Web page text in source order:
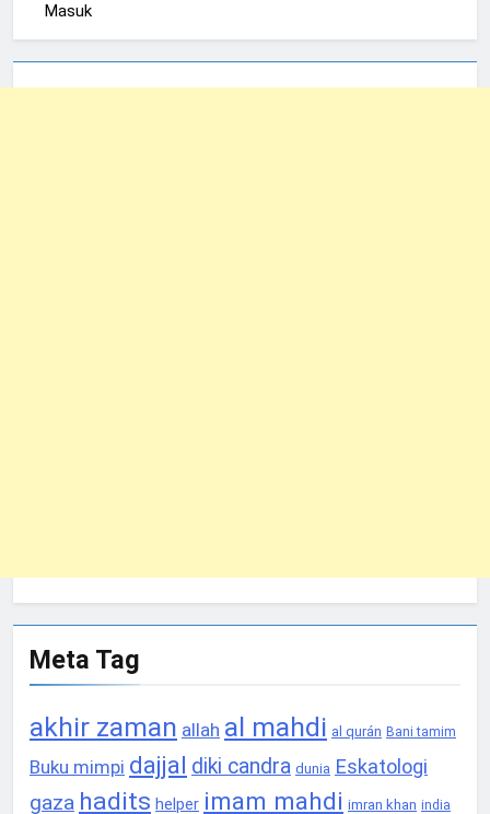
Masuk
Meta Tag
akhir zaman allah al mahdi al qurán Bani tamim
Buku mimpi dajjal diki candra dunia Eskatologi
gaza hadits helper imam mahdi imran khan india